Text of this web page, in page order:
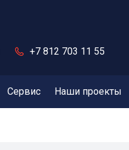
+7 812 703 11 55
Сервис Наши проекты